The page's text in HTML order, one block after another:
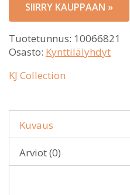
SIIRRY KAUPPAAN »
Tuotetunnus: 10066821
Osasto: Kynttilälyhdyt
KJ Collection
Kuvaus
Arviot (0)